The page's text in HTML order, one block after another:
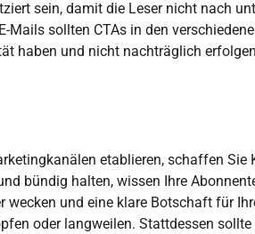
sein, damit die Leser nicht nach
Mails sollten CTAs in den
haben und nicht nachträglich
etablieren, schaffen Sie
bündig halten, wissen Ihre
und eine klare Botschaft für
oder langweilen. Stattdessen sollte